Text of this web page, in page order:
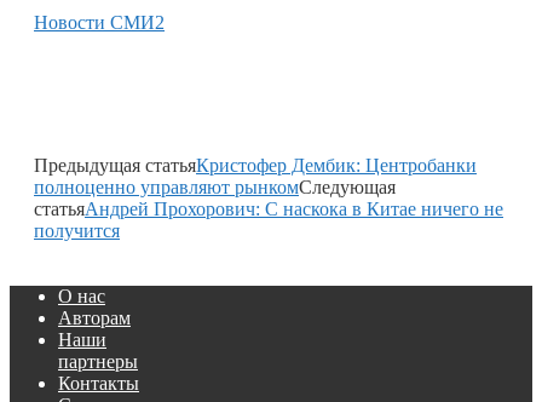
Новости СМИ2
Предыдущая статьяКристофер Дембик: Центробанки
полноценно управляют рынкомСледующая
статьяАндрей Прохорович: С наскока в Китае ничего не
получится
О нас
Авторам
Наши
партнеры
Контакты